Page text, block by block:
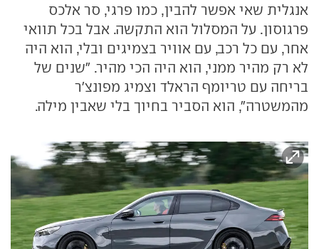
אנגלית שאי אפשר להבין, כמו פרגי, סר אלכס
פרגוסון. על המסלול הוא התקשה. אבל בכל תוואי
אחר, עם כל רכב, עם אוויר בצמיגים ובלי, הוא היה
לא רק מהיר ממני, הוא היה הכי מהיר. "שנים של
בריחה עם טריומף הראלד וצמיג מפונצ'ר
מהמשטרה", הוא הסביר בחיוך בלי שאבין מילה.